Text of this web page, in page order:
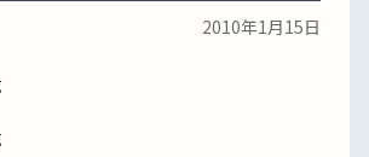
2010年1月15日